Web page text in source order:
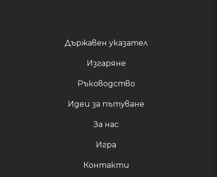
Държавен указател
Изгаряне
Ръководство
Идеи за пътуване
За нас
Игра
Контакти